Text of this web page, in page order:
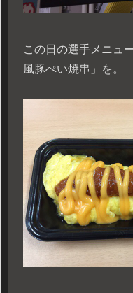
この日の選手メニュ
風豚ぺい焼串」を。